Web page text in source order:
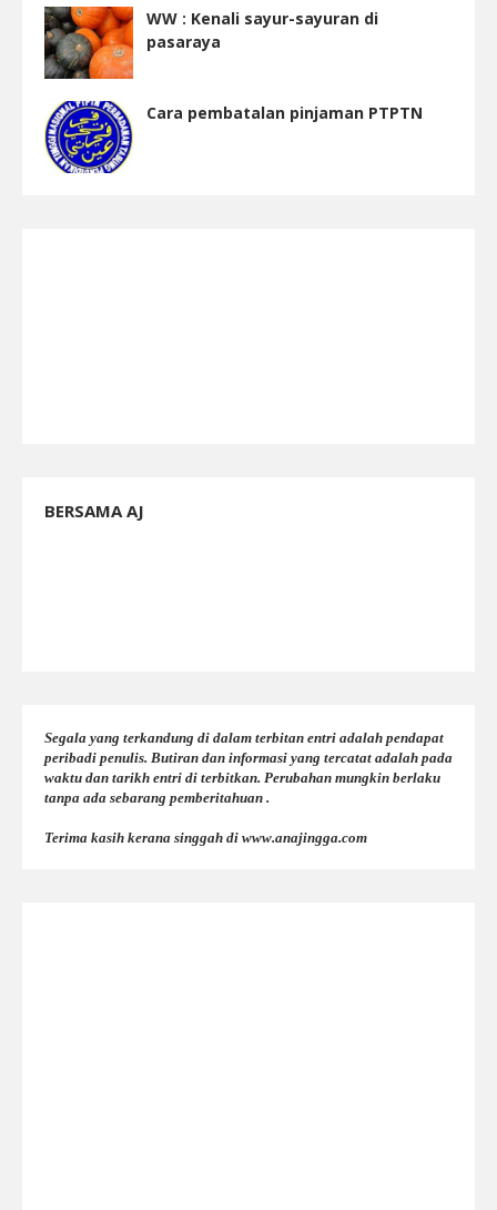
WW : Kenali sayur-sayuran di
pasaraya
Cara pembatalan pinjaman PTPTN
BERSAMA AJ
Segala yang terkandung di dalam terbitan entri adalah pendapat
peribadi penulis. Butiran dan informasi yang tercatat adalah pada
waktu dan tarikh entri di terbitkan. Perubahan mungkin berlaku
tanpa ada sebarang pemberitahuan .
Terima kasih kerana singgah di www.anajingga.com